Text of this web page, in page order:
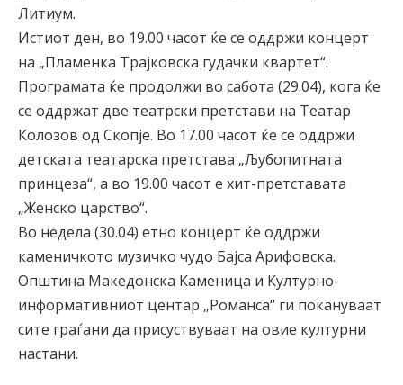
Литиум.
Истиот ден, во 19.00 часот ќе се оддржи концерт
на „Пламенка Трајковска гудачки квартет“.
Програмата ќе продолжи во сабота (29.04), кога ќе
се оддржат две театрски претстави на Театар
Колозов од Скопје. Во 17.00 часот ќе се оддржи
детската театарска претстава „Љубопитната
принцеза“, а во 19.00 часот е хит-претставата
„Женско царство“.
Во недела (30.04) етно концерт ќе оддржи
каменичкото музичко чудо Бајса Арифовска.
Општина Македонска Каменица и Културно-
информативниот центар „Романса“ ги покануваат
сите граѓани да присуствуваат на овие културни
настани.